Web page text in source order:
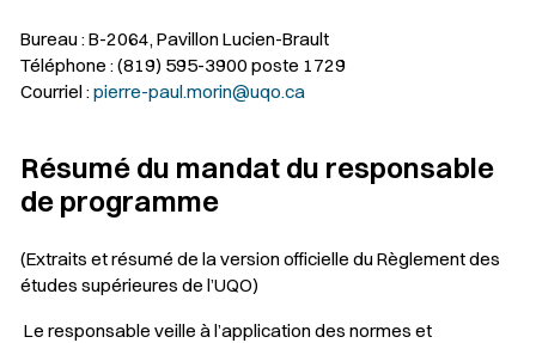
Bureau : B-2064, Pavillon Lucien-Brault
Téléphone : (819) 595-3900 poste 1729
Courriel :pierre-paul.morin@uqo.ca
Résumé du mandat du responsable
de programme
(Extraits et résumé de la version officielle du Règlement des
études supérieures de l’UQO)
Le responsable veille à l’application des normes et